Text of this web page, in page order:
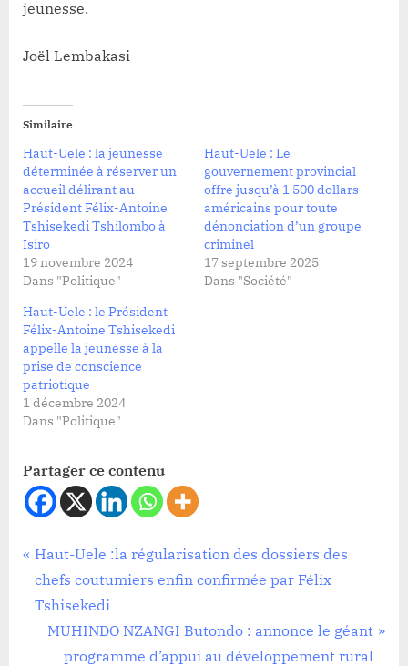
jeunesse.
Joël Lembakasi
Similaire
Haut-Uele : la jeunesse
déterminée à réserver un
accueil délirant au
Président Félix-Antoine
Tshisekedi Tshilombo à
Isiro
19 novembre 2024
Dans "Politique"
Haut-Uele : Le
gouvernement provincial
offre jusqu’à 1 500 dollars
américains pour toute
dénonciation d’un groupe
criminel
17 septembre 2025
Dans "Société"
Haut-Uele : le Président
Félix-Antoine Tshisekedi
appelle la jeunesse à la
prise de conscience
patriotique
1 décembre 2024
Dans "Politique"
Partager ce contenu
Société
Navigation
de
l’article
P
r
e
Haut-Uele :la régularisation des dossiers des
chefs coutumiers enfin confirmée par Félix
Tshisekedi
N
MUHINDO NZANGI Butondo : annonce le géant
programme d’appui au développement rural